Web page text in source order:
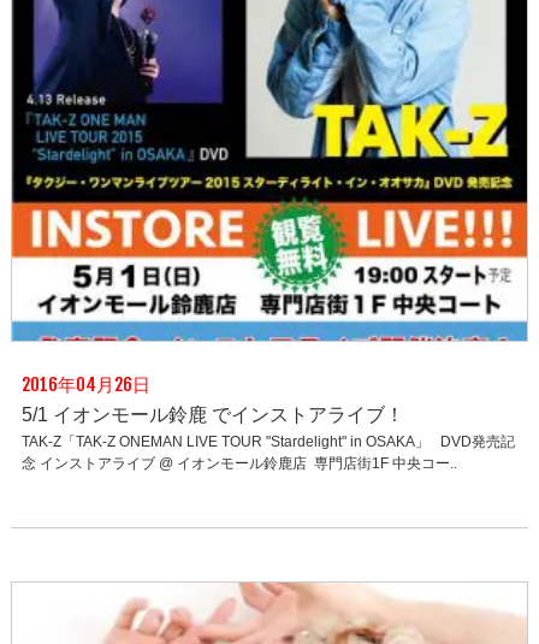
2016年04月26日
5/1 イオンモール鈴鹿 でインストアライブ！
TAK-Z「TAK-Z ONEMAN LIVE TOUR "Stardelight" in OSAKA」 DVD発売記
念 インストアライブ @ イオンモール鈴鹿店 専門店街1F 中央コー..